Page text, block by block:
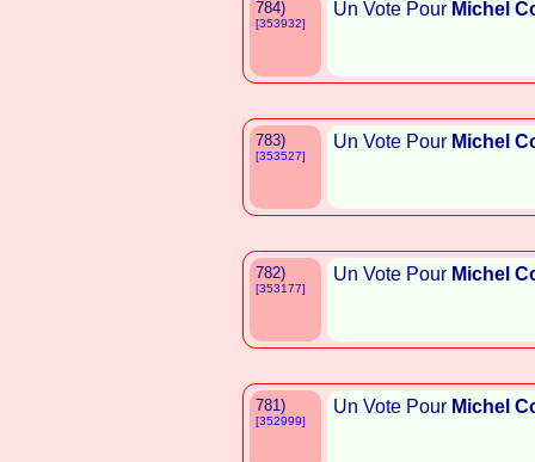
784)
[353932]
Un Vote Pour Michel
783)
[353527]
Un Vote Pour Michel
782)
[353177]
Un Vote Pour Michel
781)
[352999]
Un Vote Pour Michel